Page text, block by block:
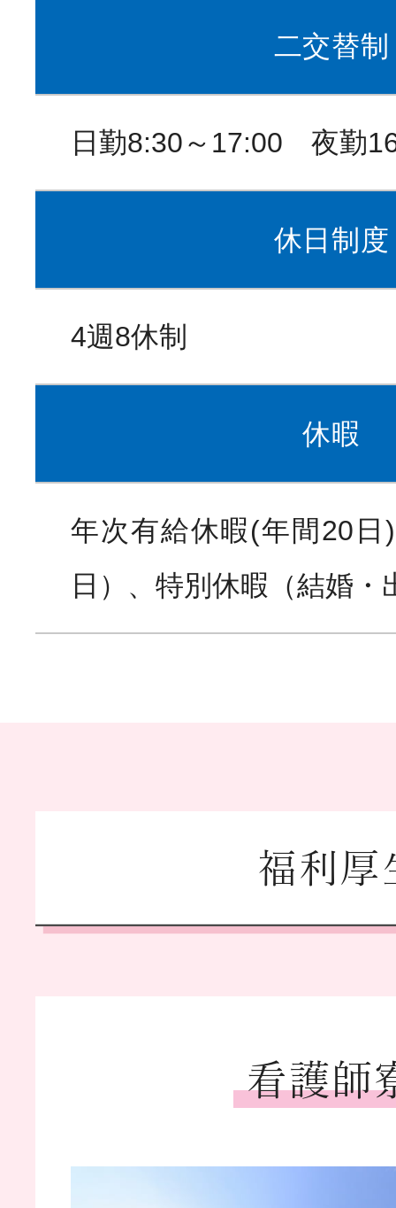
二交替制
日勤8:30～17:00 夜勤
休日制度
4週8休制
休暇
年次有給休暇(年間20日
日）、特別休暇（結婚・
福利厚
看護師